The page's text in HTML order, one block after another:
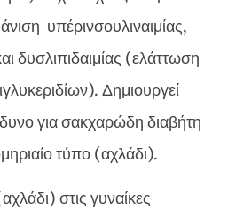
υπέρινσουλιναιμίας,
δυσλιπιδαιμίας (ελάττωση
Δημιουργεί
για σακχαρώδη διαβήτη
τύπο (αχλάδι).
στις γυναίκες